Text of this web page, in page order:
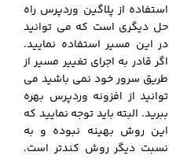
استفاده از پلاگین وردپرس راه
حل دیگری است که می توانید
در این مسیر استفاده نمایید.
اگر قادر به اجرای تغییر مسیر از
طریق سرور خود نمی باشید می
توانید از افزونه وردپرس بهره
ببرید. البته باید توجه نمایید که
این روش بهینه نبوده و به
نسبت دیگر روش کندتر است.